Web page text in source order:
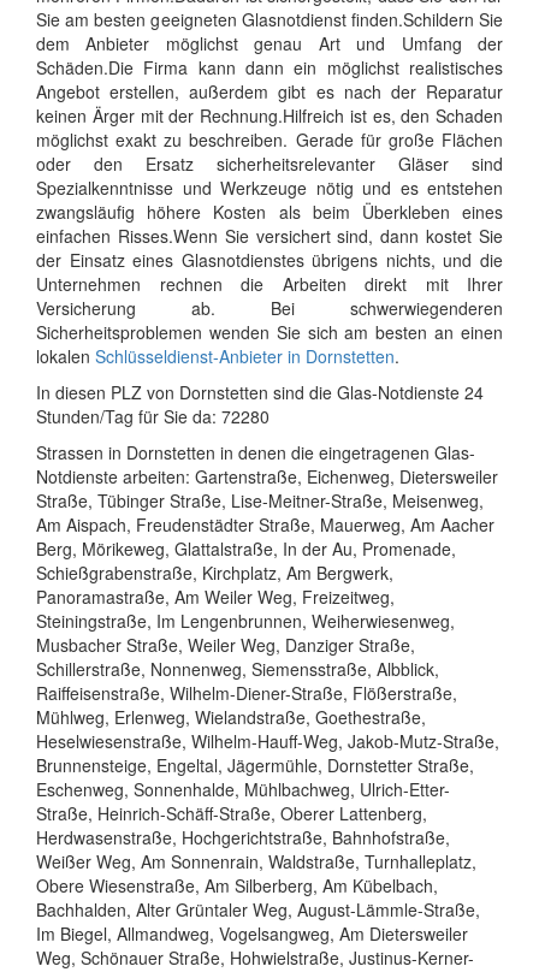
Sie am besten geeigneten Glasnotdienst finden.Schildern Sie
dem Anbieter möglichst genau Art und Umfang der
Schäden.Die Firma kann dann ein möglichst realistisches
Angebot erstellen, außerdem gibt es nach der Reparatur
keinen Ärger mit der Rechnung.Hilfreich ist es, den Schaden
möglichst exakt zu beschreiben. Gerade für große Flächen
oder den Ersatz sicherheitsrelevanter Gläser sind
Spezialkenntnisse und Werkzeuge nötig und es entstehen
zwangsläufig höhere Kosten als beim Überkleben eines
einfachen Risses.Wenn Sie versichert sind, dann kostet Sie
der Einsatz eines Glasnotdienstes übrigens nichts, und die
Unternehmen rechnen die Arbeiten direkt mit Ihrer
Versicherung ab. Bei schwerwiegenderen
Sicherheitsproblemen wenden Sie sich am besten an einen
lokalen Schlüsseldienst-Anbieter in Dornstetten.
In diesen PLZ von Dornstetten sind die Glas-Notdienste 24
Stunden/Tag für Sie da: 72280
Strassen in Dornstetten in denen die eingetragenen Glas-
Notdienste arbeiten: Gartenstraße, Eichenweg, Dietersweiler
Straße, Tübinger Straße, Lise-Meitner-Straße, Meisenweg,
Am Aispach, Freudenstädter Straße, Mauerweg, Am Aacher
Berg, Mörikeweg, Glattalstraße, In der Au, Promenade,
Schießgrabenstraße, Kirchplatz, Am Bergwerk,
Panoramastraße, Am Weiler Weg, Freizeitweg,
Steiningstraße, Im Lengenbrunnen, Weiherwiesenweg,
Musbacher Straße, Weiler Weg, Danziger Straße,
Schillerstraße, Nonnenweg, Siemensstraße, Albblick,
Raiffeisenstraße, Wilhelm-Diener-Straße, Flößerstraße,
Mühlweg, Erlenweg, Wielandstraße, Goethestraße,
Heselwiesenstraße, Wilhelm-Hauff-Weg, Jakob-Mutz-Straße,
Brunnensteige, Engeltal, Jägermühle, Dornstetter Straße,
Eschenweg, Sonnenhalde, Mühlbachweg, Ulrich-Etter-
Straße, Heinrich-Schäff-Straße, Oberer Lattenberg,
Herdwasenstraße, Hochgerichtstraße, Bahnhofstraße,
Weißer Weg, Am Sonnenrain, Waldstraße, Turnhalleplatz,
Obere Wiesenstraße, Am Silberberg, Am Kübelbach,
Bachhalden, Alter Grüntaler Weg, August-Lämmle-Straße,
Im Biegel, Allmandweg, Vogelsangweg, Am Dietersweiler
Weg, Schönauer Straße, Hohwielstraße, Justinus-Kerner-